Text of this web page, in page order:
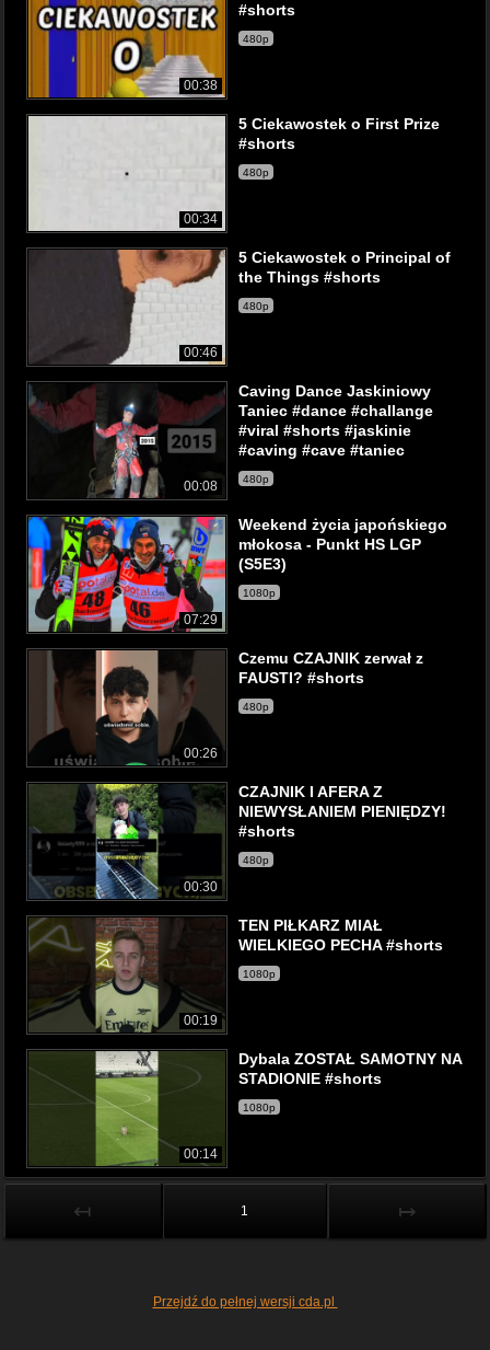
00:38
#shorts
480p
00:34
5 Ciekawostek o First Prize
#shorts
480p
00:46
5 Ciekawostek o Principal of
the Things #shorts
480p
00:08
Caving Dance Jaskiniowy
Taniec #dance #challange
#viral #shorts #jaskinie
#caving #cave #taniec
480p
07:29
Weekend życia japońskiego
młokosa - Punkt HS LGP
(S5E3)
1080p
00:26
Czemu CZAJNIK zerwał z
FAUSTI? #shorts
480p
00:30
CZAJNIK I AFERA Z
NIEWYSŁANIEM PIENIĘDZY!
#shorts
480p
00:19
TEN PIŁKARZ MIAŁ
WIELKIEGO PECHA #shorts
1080p
00:14
Dybala ZOSTAŁ SAMOTNY NA
STADIONIE #shorts
1080p
↤ 1 ↦
Przejdź do pełnej wersji cda.pl